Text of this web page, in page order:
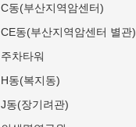
C동(부산지역암센터)
CE동(부산지역암센터 별관)
주차타워
H동(복지동)
J동(장기려관)